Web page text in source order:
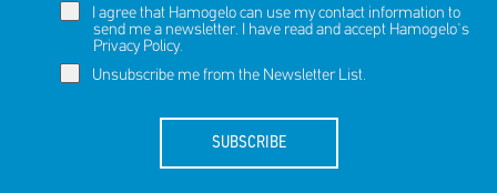
I agree that Hamogelo can use my contact information to
send me a newsletter. I have read and accept Hamogelo's
Privacy Policy.
Unsubscribe me from the Newsletter List.
SUBSCRIBE